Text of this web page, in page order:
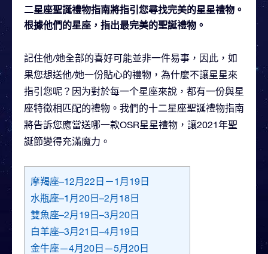
二星座聖誕禮物指南將指引您尋找完美的星星禮物。
根據他們的星座，指出最完美的聖誕禮物。
記住他/她全部的喜好可能並非一件易事，因此，如
果您想送他/她一份貼心的禮物，為什麼不讓星星來
指引您呢？因为對於每一个星座來說，都有一份與星
座特徵相匹配的禮物。我們的十二星座聖誕禮物指南
將告訴您應當送哪一款OSR星星禮物，讓2021年聖
誕節變得充滿魔力。
摩羯座–12月22日－1月19日
水瓶座–1月20日–2月18日
雙魚座–2月19日–3月20日
白羊座–3月21日–4月19日
金牛座—4月20日—5月20日